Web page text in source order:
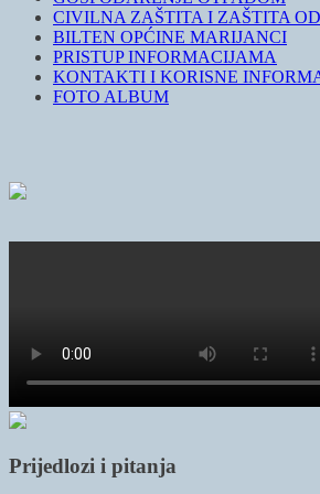
CIVILNA ZAŠTITA I ZAŠTITA
BILTEN OPĆINE MARIJANCI
PRISTUP INFORMACIJAMA
KONTAKTI I KORISNE
FOTO ALBUM
Prijedlozi i pitanja